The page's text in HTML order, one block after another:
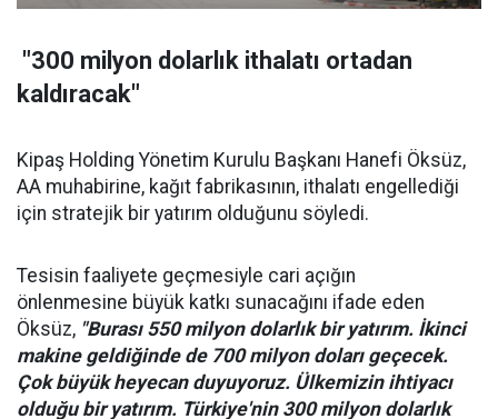
"300 milyon dolarlık ithalatı ortadan
kaldıracak"
Kipaş Holding Yönetim Kurulu Başkanı Hanefi Öksüz,
AA muhabirine, kağıt fabrikasının, ithalatı engellediği
için stratejik bir yatırım olduğunu söyledi.
Tesisin faaliyete geçmesiyle cari açığın
önlenmesine büyük katkı sunacağını ifade eden
Öksüz, "Burası 550 milyon dolarlık bir yatırım. İkinci
makine geldiğinde de 700 milyon doları geçecek.
Çok büyük heyecan duyuyoruz. Ülkemizin ihtiyacı
olduğu bir yatırım. Türkiye'nin 300 milyon dolarlık